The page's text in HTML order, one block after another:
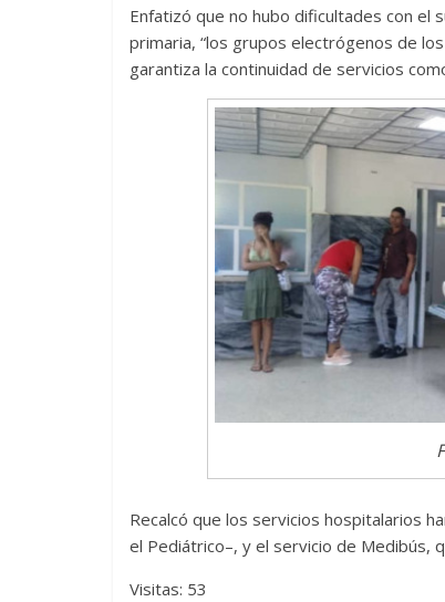
Enfatizó que no hubo dificultades con el
primaria, “los grupos electrógenos de
garantiza la continuidad de servicios
Recalcó que los servicios hospitalarios
el Pediátrico–, y el servicio de Medibús,
Visitas: 53
Terror chamánico coreano
Julio Martínez Molina 0
29
0